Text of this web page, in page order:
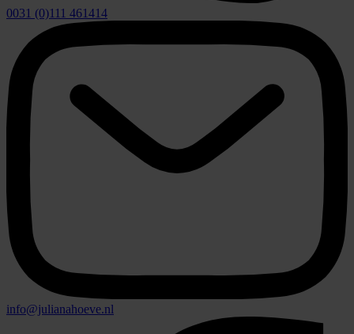
0031 (0)111 461414
info@julianahoeve.nl